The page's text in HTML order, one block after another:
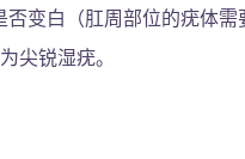
变白（肛周部位的疣体
尖锐湿疣。